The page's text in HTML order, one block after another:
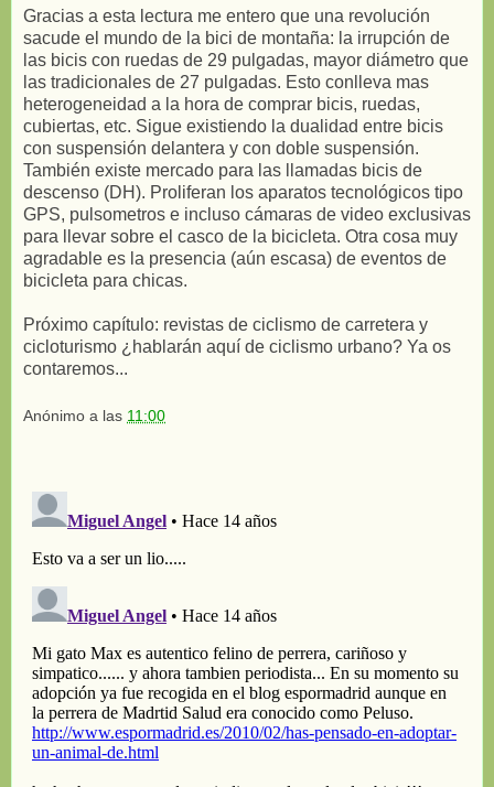
Gracias a esta lectura me entero que una revolución
sacude el mundo de la bici de montaña: la irrupción de
las bicis con ruedas de 29 pulgadas, mayor diámetro que
las tradicionales de 27 pulgadas. Esto conlleva mas
heterogeneidad a la hora de comprar bicis, ruedas,
cubiertas, etc. Sigue existiendo la dualidad entre bicis
con suspensión delantera y con doble suspensión.
También existe mercado para las llamadas bicis de
descenso (DH). Proliferan los aparatos tecnológicos tipo
GPS, pulsometros e incluso cámaras de video exclusivas
para llevar sobre el casco de la bicicleta. Otra cosa muy
agradable es la presencia (aún escasa) de eventos de
bicicleta para chicas.
Próximo capítulo: revistas de ciclismo de carretera y
cicloturismo ¿hablarán aquí de ciclismo urbano? Ya os
contaremos...
Anónimo a las 11:00